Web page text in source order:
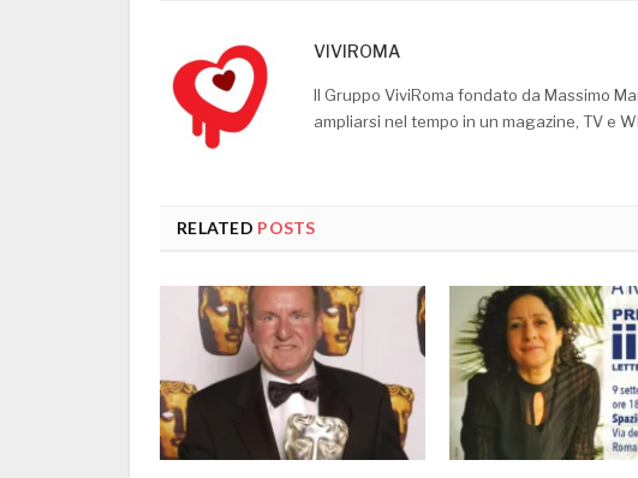
VIVIROMA
Il Gruppo ViviRoma fondato da Massimo
ampliarsi nel tempo in un magazine, TV e
RELATED POSTS